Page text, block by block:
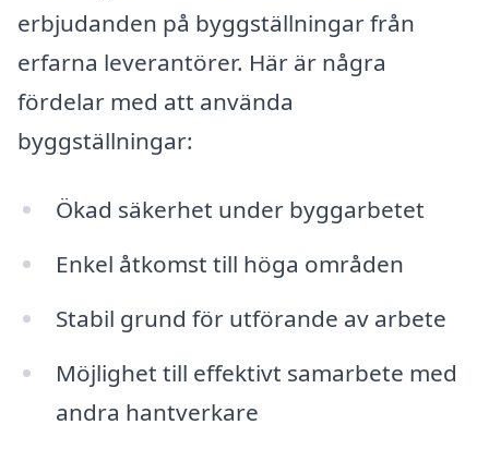
erbjudanden på byggställningar från
erfarna leverantörer. Här är några
fördelar med att använda
byggställningar:
Ökad säkerhet under byggarbetet
Enkel åtkomst till höga områden
Stabil grund för utförande av arbete
Möjlighet till effektivt samarbete med
andra hantverkare